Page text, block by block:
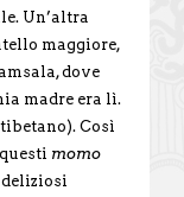
Un’altra
maggiore,
dove
madre era lì.
Così
momo